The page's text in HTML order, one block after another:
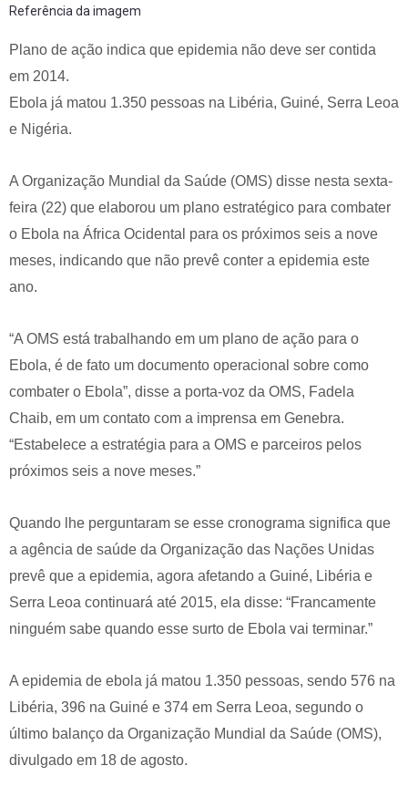
Referência da imagem
Plano de ação indica que epidemia não deve ser contida
em 2014.
Ebola já matou 1.350 pessoas na Libéria, Guiné, Serra Leoa
e Nigéria.
A Organização Mundial da Saúde (OMS) disse nesta sexta-
feira (22) que elaborou um plano estratégico para combater
o Ebola na África Ocidental para os próximos seis a nove
meses, indicando que não prevê conter a epidemia este
ano.
“A OMS está trabalhando em um plano de ação para o
Ebola, é de fato um documento operacional sobre como
combater o Ebola”, disse a porta-voz da OMS, Fadela
Chaib, em um contato com a imprensa em Genebra.
“Estabelece a estratégia para a OMS e parceiros pelos
próximos seis a nove meses.”
Quando lhe perguntaram se esse cronograma significa que
a agência de saúde da Organização das Nações Unidas
prevê que a epidemia, agora afetando a Guiné, Libéria e
Serra Leoa continuará até 2015, ela disse: “Francamente
ninguém sabe quando esse surto de Ebola vai terminar.”
A epidemia de ebola já matou 1.350 pessoas, sendo 576 na
Libéria, 396 na Guiné e 374 em Serra Leoa, segundo o
último balanço da Organização Mundial da Saúde (OMS),
divulgado em 18 de agosto.